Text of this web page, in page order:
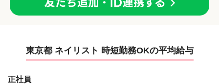
東京都 ネイリスト 時短勤務OKの平均給与
正社員